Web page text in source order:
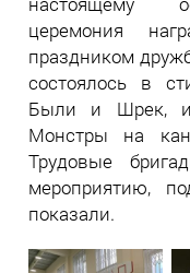
церемония
праздником
состоялось в
Были и Шрек,
Монстры на
Трудовые
мероприятию,
показали.